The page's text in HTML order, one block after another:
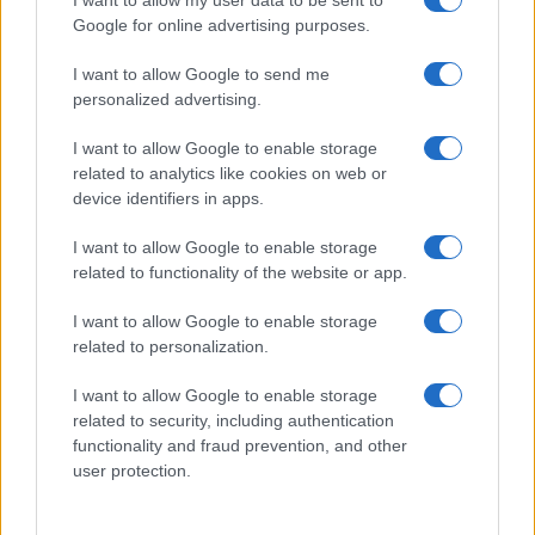
Google for online advertising purposes.
I want to allow Google to send me
personalized advertising.
I want to allow Google to enable storage
related to analytics like cookies on web or
device identifiers in apps.
I want to allow Google to enable storage
related to functionality of the website or app.
I want to allow Google to enable storage
related to personalization.
I want to allow Google to enable storage
related to security, including authentication
functionality and fraud prevention, and other
user protection.
Hayek contro “l’abuso della
ragione”, per non cadere in facili
utopie
22 Febbraio 2025, 5:54